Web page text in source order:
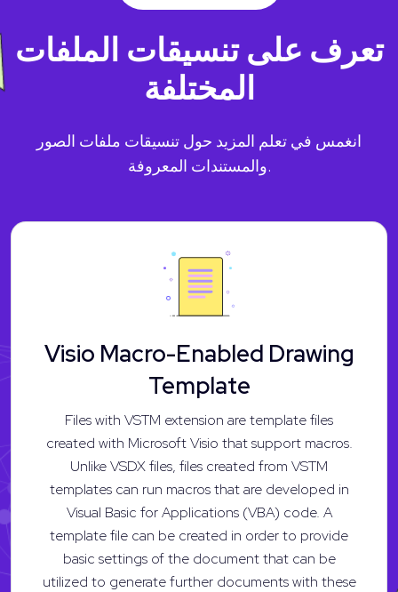
تعرف على تنسيقات الملفات
المختلفة
انغمس في تعلم المزيد حول تنسيقات ملفات الصور
والمستندات المعروفة.
Visio Macro-Enabled Drawing
Template
Files with VSTM extension are template files
created with Microsoft Visio that support macros.
Unlike VSDX files, files created from VSTM
templates can run macros that are developed in
Visual Basic for Applications (VBA) code. A
template file can be created in order to provide
basic settings of the document that can be
utilized to generate further documents with these